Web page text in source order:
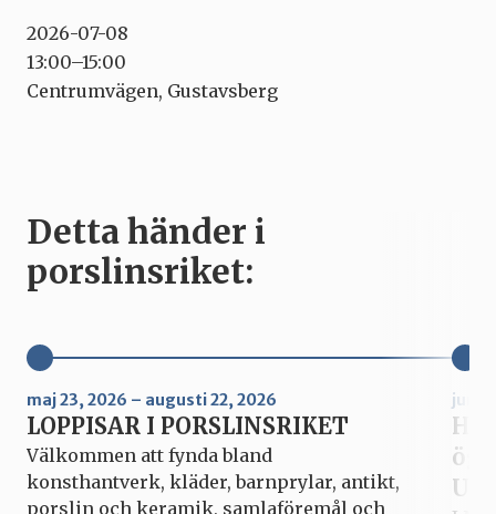
2026-07-08
13:00–15:00
Centrumvägen, Gustavsberg
Detta händer i
porslinsriket:
maj 23, 2026 – augusti 22, 2026
LOPPISAR I PORSLINSRIKET
Välkommen att fynda bland
konsthantverk, kläder, barnprylar, antikt,
porslin och keramik, samlaföremål och
juni